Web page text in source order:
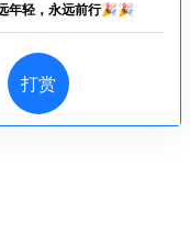
年轻，永远前行🎉🎉
打赏